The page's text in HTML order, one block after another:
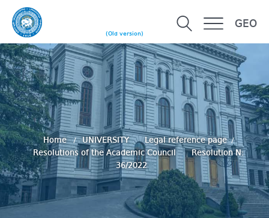
(Old version)
GEO
Home UNIVERSITY
Legal reference page
Resolutions of the Academic Council
Resolution N:
36/2022